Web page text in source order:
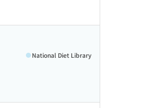
National Diet Library